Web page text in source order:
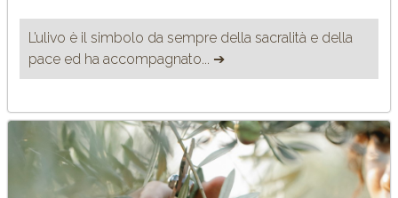
L’ulivo è il simbolo da sempre della sacralità e della
pace ed ha accompagnato... ➔